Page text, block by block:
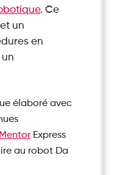
. Ce
un
en
élaboré avec
Express
au robot Da